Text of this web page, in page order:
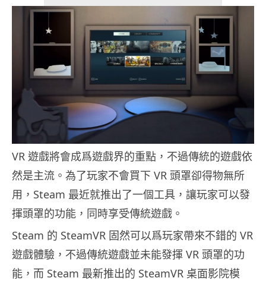
VR 遊戲將會成爲遊戲界的重點，不過傳統的遊戲依
然是主流。為了玩家不會買下 VR 頭罩卻得物無所
用，Steam 最近就推出了一個工具，讓玩家可以發
揮頭罩的功能，同時享受傳統遊戲。
Steam 的 SteamVR 固然可以爲玩家帶來不錯的 VR
遊戲體驗，不過傳統遊戲並未能發揮 VR 頭罩的功
能，而 Steam 最新推出的 SteamVR 桌面影院模